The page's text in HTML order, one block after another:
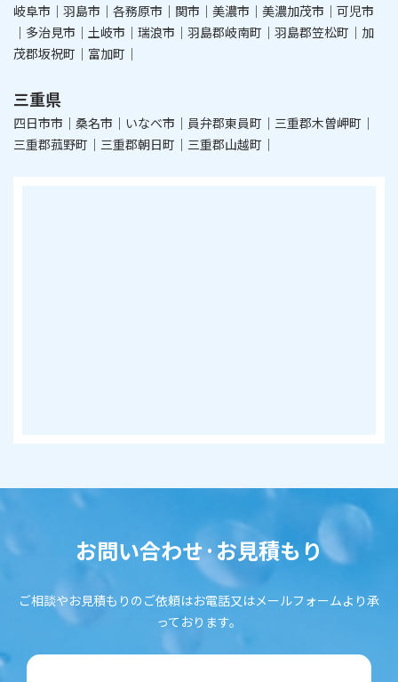
岐阜市｜羽島市｜各務原市｜関市｜美濃市｜美濃加茂市｜可児市
｜多治見市｜土岐市｜瑞浪市｜羽島郡岐南町｜羽島郡笠松町｜加
茂郡坂祝町｜富加町｜
三重県
四日市市｜桑名市｜いなべ市｜員弁郡東員町｜三重郡木曽岬町｜
三重郡菰野町｜三重郡朝日町｜三重郡山越町｜
お問い合わせ·お見積もり
ご相談やお見積もりのご依頼はお電話又はメールフォームより承
っております。